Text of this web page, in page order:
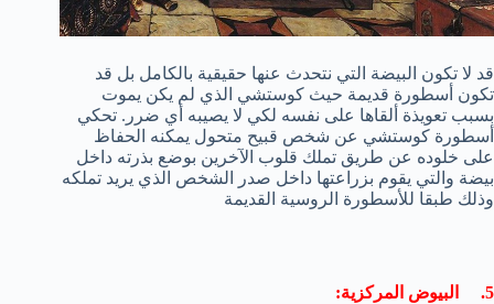
قد لا تكون البيضة التي نتحدث عنها حقيقية بالكامل بل قد
تكون أسطورة قديمة حيث كوستشي الذي لم يكن يموت
بسبب تعويذة ألقاها على نفسه لكي لا يصيبه أي ضرر. تحكي
أسطورة كوستشي عن شخص قبيح متحول يمكنه الحفاظ
على خلوده عن طريق تملك قلوب الآخرين بوضع بذرته داخل
بيضة والتي يقوم بزراعتها داخل صدر الشخص الذي يريد تملكه
وذلك طبقا للأسطورة الروسية القديمة
5. البيوض المركزية: